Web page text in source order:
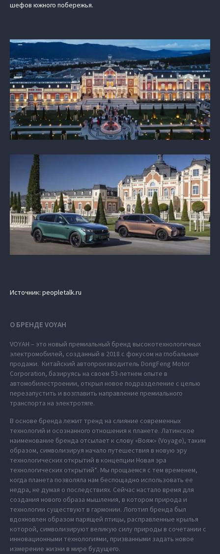
шефов южного побережья.
Источник: peopletalk.ru
О БРЕНДЕ VOYAH
VOYAH – это новый премиальный бренд высокотехнологичных
электромобилей, созданный в 2018 с фокусом на глобальные
продажи. Китайский автопроизводитель DongFeng Motor
Corporation, базируясь на своем 53-летнем опыте в
автомобилестроении, открыл новое подразделение с целью
перезапустить и возглавить направление премиального
транспорта на электротяге.
В основе бренда лежит тренд на слияние современных
технологий и осознанного отношения к планете. Латинское
наименование бренда отсылает к слову «Вояж» (Voyage), таким
образом, символизируя начало путешествия в новую эру
технологических открытий в концепции Новая эра
технологических открытий*. Мы прощаемся с тем временем,
когда планета позволяла нам беспощадно использовать ее
недра, не думая о последствиях. Сейчас настало время для
создания нового образа мышления, в котором природа и
технологии существуют в гармонии. Логотип бренда был
вдохновлен образом парящей птицы, расправленные крылья
которой, символизируют великую силу природы в сочетании с
инновационными технологиями, призванными задать новое
измерение жизни в мире будущего.